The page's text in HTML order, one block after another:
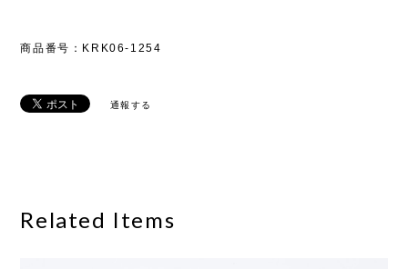
商品番号：KRK06-1254
通報する
Related Items